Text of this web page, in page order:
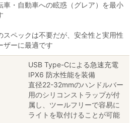
車・自動車への眩惑（グレア）を最小
スペックは不要だが、安全性と実用性
ザーに最適です
USB Type-Cによる急速充電
IPX6 防水性能を装備
直径22-32mmのハンドルバー
用のシリコンストラップが付
属し、ツールフリーで容易に
ライトを取付けることが可能